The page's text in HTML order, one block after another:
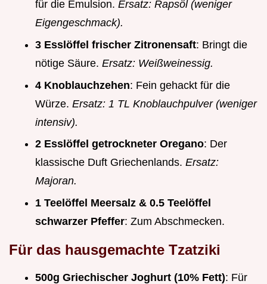
für die Emulsion. Ersatz: Rapsöl (weniger
Eigengeschmack).
3 Esslöffel frischer Zitronensaft: Bringt die
nötige Säure. Ersatz: Weißweinessig.
4 Knoblauchzehen: Fein gehackt für die
Würze. Ersatz: 1 TL Knoblauchpulver (weniger
intensiv).
2 Esslöffel getrockneter Oregano: Der
klassische Duft Griechenlands. Ersatz:
Majoran.
1 Teelöffel Meersalz & 0.5 Teelöffel
schwarzer Pfeffer: Zum Abschmecken.
Für das hausgemachte Tzatziki
500g Griechischer Joghurt (10% Fett): Für